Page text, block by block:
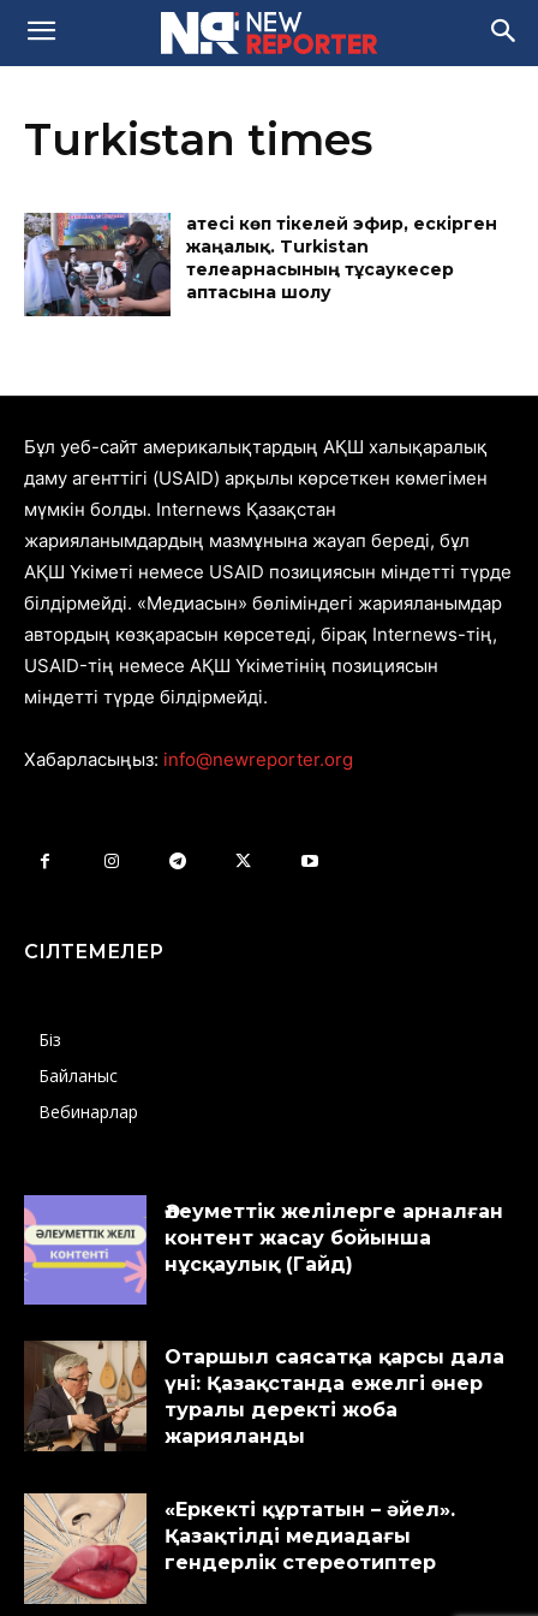
Turkistan times
Қатесі көп тікелей эфир, ескірген
жаңалық. Turkistan
телеарнасының тұсаукесер
аптасына шолу
Бұл уеб-сайт америкалықтардың АҚШ халықаралық
даму агенттігі (USAID) арқылы көрсеткен көмегімен
мүмкін болды. Internews Қазақстан
жарияланымдардың мазмұнына жауап береді, бұл
АҚШ Үкіметі немесе USAID позициясын міндетті түрде
білдірмейді. «Медиасын» бөліміндегі жарияланымдар
автордың көзқарасын көрсетеді, бірақ Internews-тің,
USAID-тің немесе АҚШ Үкіметінің позициясын
міндетті түрде білдірмейді.
Хабарласыңыз: info@newreporter.org
СІЛТЕМЕЛЕР
Біз
Байланыс
Вебинарлар
Әлеуметтік желілерге арналған
контент жасау бойынша
нұсқаулық (Гайд)
Отаршыл саясатқа қарсы дала
үні: Қазақстанда ежелгі өнер
туралы деректі жоба
жарияланды
«Еркекті құртатын – әйел».
Қазақтілді медиадағы
гендерлік стереотиптер